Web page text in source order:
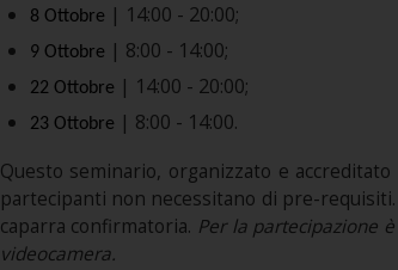
8 Ottobre | 14:00 - 20:00;
9 Ottobre | 8:00 - 14:00;
22 Ottobre | 14:00 - 20:00;
23 Ottobre | 8:00 - 14:00.
Questo seminario, organizzato e accreditato
partecipanti non necessitano di pre-
caparra confirmatoria. Per la partecipazione
videocamera.